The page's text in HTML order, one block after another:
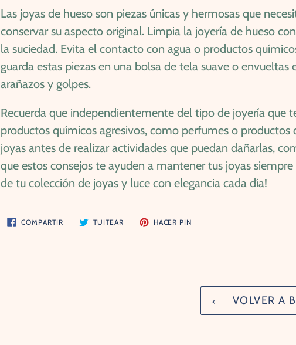
Las joyas de hueso son piezas únicas y hermosas que
conservar su aspecto original. Limpia la joyería de hueso
la suciedad. Evita el contacto con agua o productos
guarda estas piezas en una bolsa de tela suave o
arañazos y golpes.
Recuerda que independientemente del tipo de joyería que
productos químicos agresivos, como perfumes o
joyas antes de realizar actividades que puedan dañarlas,
que estos consejos te ayuden a mantener tus joyas
de tu colección de joyas y luce con elegancia cada día!
COMPARTIRCOMPARTIR
EN
TUITEARTUITEAR
EN
HACER PIN
VOLVER A